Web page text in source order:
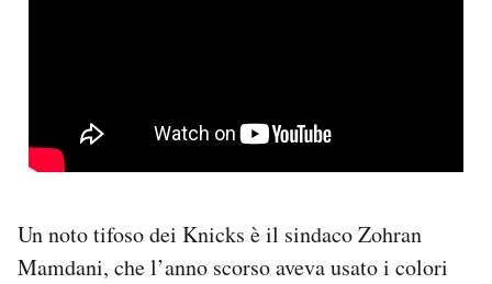
Un noto tifoso dei Knicks è il sindaco Zohran
Mamdani, che l’anno scorso aveva usato i colori